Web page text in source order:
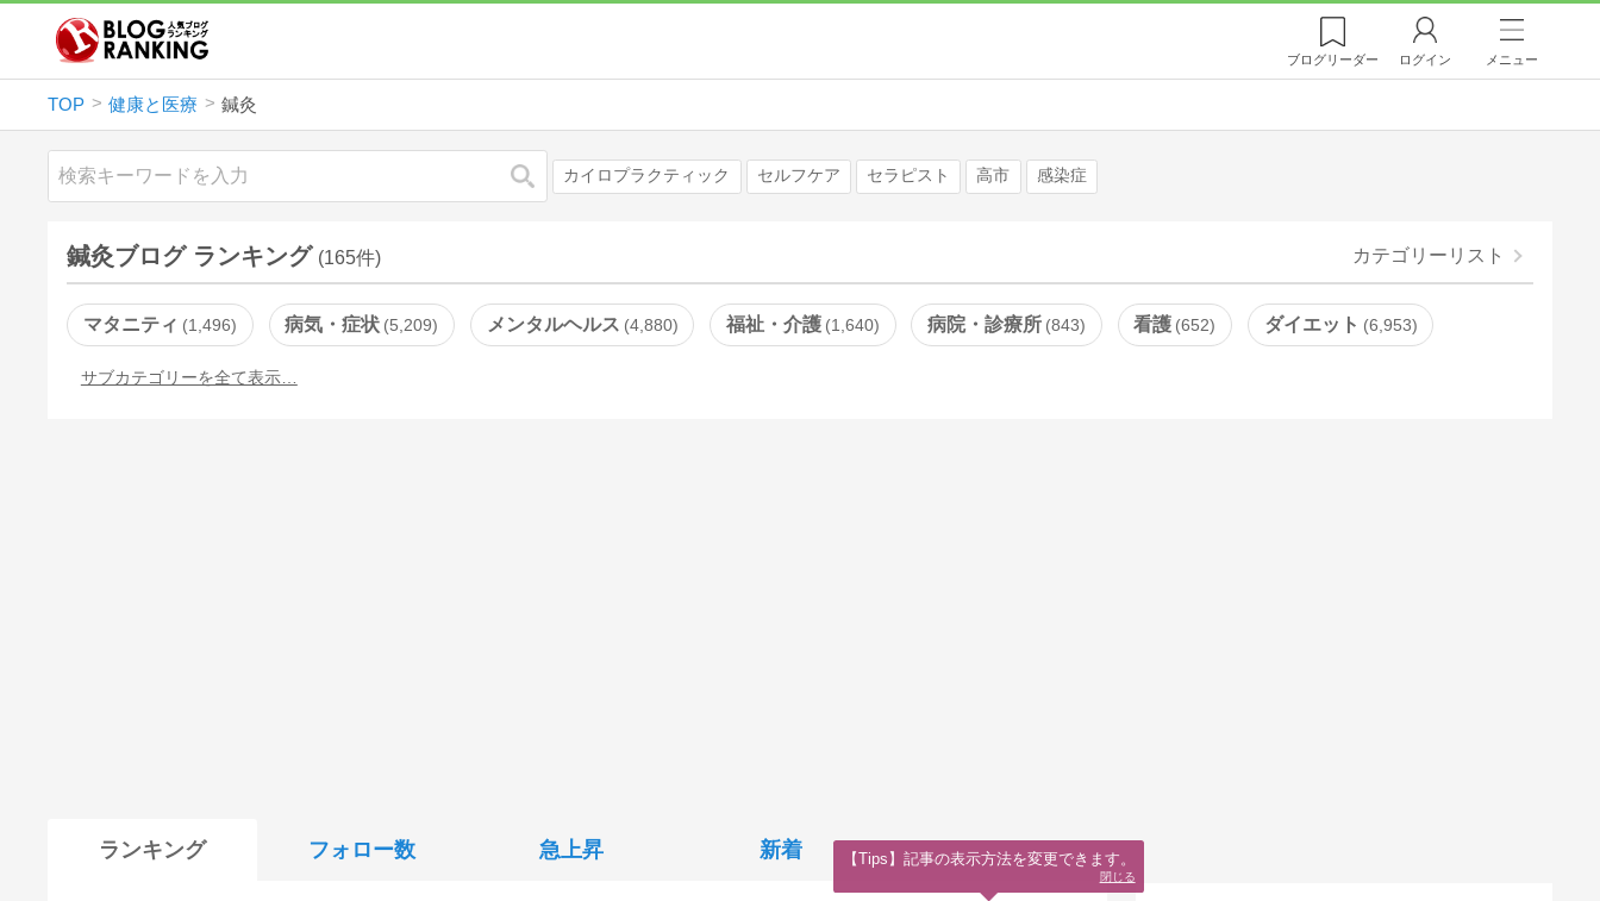
ブログリーダー ログイン メニュー
TOP 健康と医療 鍼灸
検索 カイロプラクティック セルフケア セラピスト 高市 感染症
鍼灸ブログ ランキング (165件) カテゴリーリスト
マタニティ 1,496 病気・症状 5,209 メンタルヘルス 4,880 福祉・介護 1,640 病院・診療所 843 看護 652 ダイエット 6,953
サブカテゴリーを全て表示…
ランキング フォロー数 急上昇 新着 【Tips】記事の表示方法を変更できます。
閉じる